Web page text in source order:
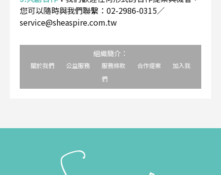
您可以隨時與我們聯繫：02-2986-0315／
service@sheaspire.com.tw
組織簡介：
關於我們 公益服務 服務條款 合作提案
加入我
們